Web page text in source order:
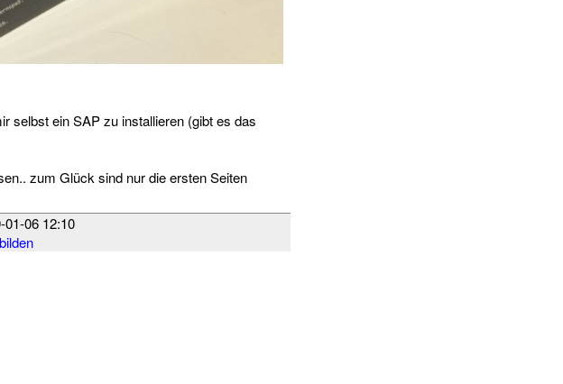
selbst ein SAP zu installieren (gibt es das
zum Glück sind nur die ersten Seiten
01-06 12:10